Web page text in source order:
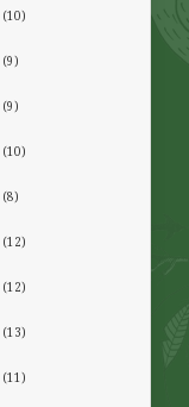
(10)
(9)
(9)
(10)
(8)
(12)
(12)
(13)
(11)